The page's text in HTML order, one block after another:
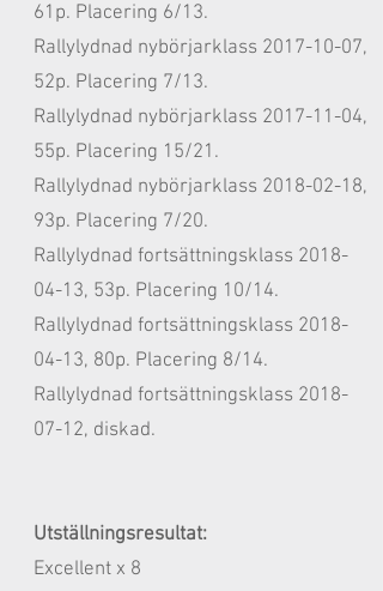
61 p. Placering 6/13.
Rallylydnad nybörjarklass 2017-10-07,
52p. Placering 7/13.
Rallylydnad nybörjarklass 2017-11 -04,
55p. Placering 15/21.
Rallylydnad nybörjarklass 2018-02-18,
93p. Placering 7/20.
Rallylydnad fortsättningsklass 2018-
04-13, 53p. Placering 10/14.
Rallylydnad fortsättningsklass 2018-
04-13, 80p. Placering 8/14.
Rallylydnad fortsättningsklass 2018-
07-12, diskad.
Utställningsresultat:
Excellent x 8